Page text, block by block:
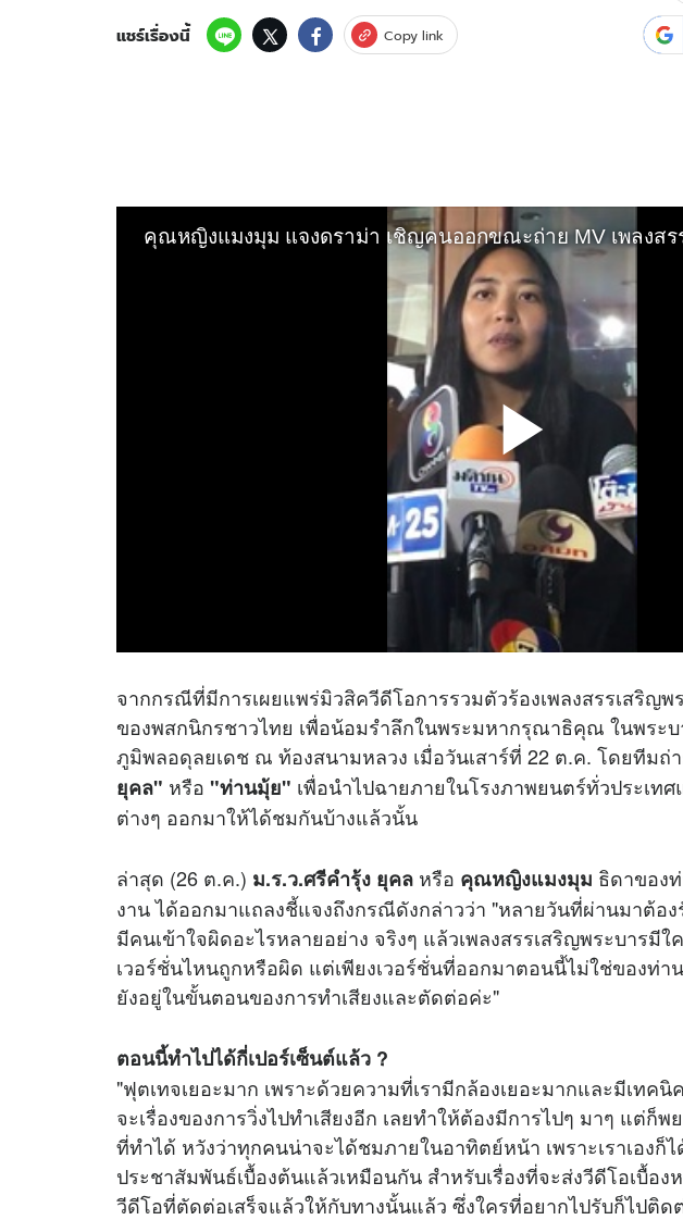
เช็กข่าวชัวร์
เที่ย
แชร์เรื่องนี้ Copy link
จากกรณีที่มีการเผยแพร่มิวสิควีดีโอการรวมตัวร้องเพลงสรรเสริญพ
ของพสกนิกรชาวไทย เพื่อน้อมรำลึกในพระมหากรุณาธิคุณ ในพระ
ภูมิพลอดุลยเดช ณ ท้องสนามหลวง เมื่อวันเสาร์ที่ 22 ต.ค. โดยทีมถ่
ยุคล" หรือ "ท่านมุ้ย" เพื่อนำไปฉายภายในโรงภาพยนตร์ทั่วประเท
ต่างๆ ออกมาให้ได้ชมกันบ้างแล้วนั้น
ล่าสุด (26 ต.ค.) ม.ร.ว.ศรีคำรุ้ง ยุคล หรือ คุณหญิงแมงมุม ธิดาของ
งาน ได้ออกมาแถลงชี้แจงถึงกรณีดังกล่าวว่า "หลายวันที่ผ่านมาต้อง
มีคนเข้าใจผิดอะไรหลายอย่าง จริงๆ แล้วเพลงสรรเสริญพระบารมี
เวอร์ชั่นไหนถูกหรือผิด แต่เพียงเวอร์ชั่นที่ออกมาตอนนี้ไม่ใช่ของท่า
ยังอยู่ในขั้นตอนของการทำเสียงและตัดต่อค่ะ"
ตอนนี้ทำไปได้กี่เปอร์เซ็นต์แล้ว ?
"ฟุตเทจเยอะมาก เพราะด้วยความที่เรามีกล้องเยอะมากและมีเทค
จะเรื่องของการวิ่งไปทำเสียงอีก เลยทำให้ต้องมีการไปๆ มาๆ แต่ก็พ
ที่ทำได้ หวังว่าทุกคนน่าจะได้ชมภายในอาทิตย์หน้า เพราะเราเองก็
ประชาสัมพันธ์เบื้องต้นแล้วเหมือนกัน สำหรับเรื่องที่จะส่งวีดีโอเบื้อง
วีดีโอที่ตัดต่อเสร็จแล้วให้กับทางนั้นแล้ว ซึ่งใครที่อยากไปรับก็ไปติด